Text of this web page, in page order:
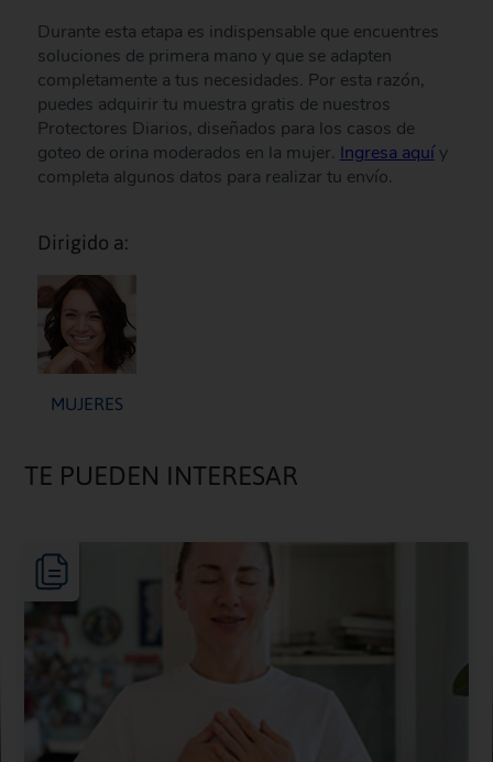
Durante esta etapa es indispensable que encuentres
soluciones de primera mano y que se adapten
completamente a tus necesidades. Por esta razón,
puedes adquirir tu muestra gratis de nuestros
Protectores Diarios, diseñados para los casos de
goteo de orina moderados en la mujer. Ingresa aquíy
completa algunos datos para realizar tu envío.
Dirigido a:
MUJERES
TE PUEDEN INTERESAR